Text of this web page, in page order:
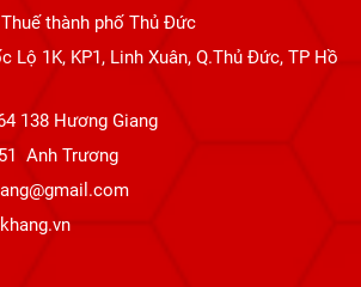
thành phố Thủ Đức
Lộ 1K, KP1, Linh Xuân, Q.Thủ Đức, TP Hồ
138 Hương Giang
Anh Trương